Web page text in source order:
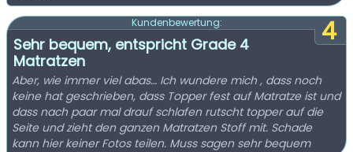
4
Kundenbewertung:
Sehr bequem, entspricht Grade 4
Matratzen
Aber, wie immer viel abas… Ich wundere mich , dass noch
keine hat geschrieben, dass Topper fest auf Matratze ist und
dass nach paar mal drauf schlafen rutscht topper auf die
Seite und zieht den ganzen Matratzen Stoff mit. Schade
kann hier keiner Fotos teilen. Muss sagen sehr bequem